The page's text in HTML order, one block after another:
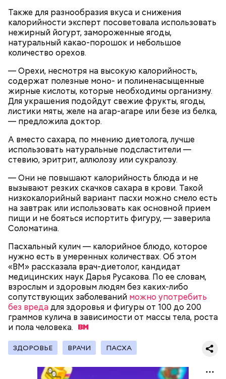
Также для разнообразия вкуса и снижения
калорийности эксперт посоветовала использовать
нежирный йогурт, замороженные ягоды,
натуральный какао-порошок и небольшое
количество орехов.
— Орехи, несмотря на высокую калорийность,
содержат полезные моно- и полиненасыщенные
жирные кислоты, которые необходимы организму.
Для украшения подойдут свежие фрукты, ягоды,
листики мяты, желе на агар-агаре или безе из белка,
— предложила доктор.
А вместо сахара, по мнению диетолога, лучше
использовать натуральные подсластители —
стевию, эритрит, аллюлозу или сукралозу.
— Они не повышают калорийность блюда и не
вызывают резких скачков сахара в крови. Такой
низкокалорийный вариант пасхи можно смело есть
на завтрак или использовать как основной прием
пищи и не бояться испортить фигуру, — заверила
Соломатина.
Пасхальный кулич — калорийное блюдо, которое
нужно есть в умеренных количествах. Об этом
«ВМ» рассказала врач-диетолог, кандидат
медицинских наук Дарья Русакова. По ее словам,
взрослым и здоровым людям без каких-либо
сопутствующих заболеваний можно употребить
без вредадля здоровья и фигуры от 100 до 200
граммов кулича в зависимости от массы тела, роста
и полачеловека.
ЗДОРОВЬЕ ВРАЧИ ПАСХА
Диетолог Русакова рассказала,
что должно быть в составе
крабовых палочек
— Бывает тушенка, в которой много сала и
добавок, — ее нежелательно есть. Если эта тушенка
— просто мясо или даже домашнего
приготовления, то один-два раза в неделю она
может присутствовать в рационе, — подчеркнула
специалист.
По словам врача, тушенка полезнее колбасы,
потому что является отварным и герметично
упакованным продуктом. Однако если на упаковке
есть повреждения, то в таком случае даже
качественную тушенку брать не стоит. Она
непригодна для употребления и может стать
причиной развития ботулизма или других опасных
инфекций.
Готовим:Нужно в течение 10 минут обжарить
— Затем достать подпекшийся до темного цвета
перец с углей и переложить его в пакет, чтобы
кожица стала мягкой. После необходимо снять эту
кожицу с овоща и нарезать. Далее готовые лук,
баклажан и кабачок разрезать пополам, а помидор
— на крупные дольки, — рассказал собеседник
«ВМ».
Для заправки нужно мелко нарезать чеснок и
и нарезанной веточкой тархуна.